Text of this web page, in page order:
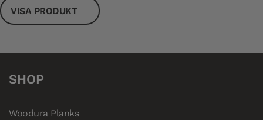
VISA PRODUKT
SHOP
Woodura Planks